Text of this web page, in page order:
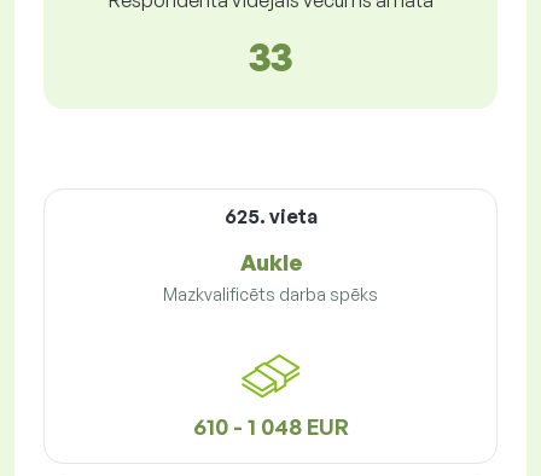
33
625. vieta
Aukle
Mazkvalificēts darba spēks
610 - 1 048 EUR